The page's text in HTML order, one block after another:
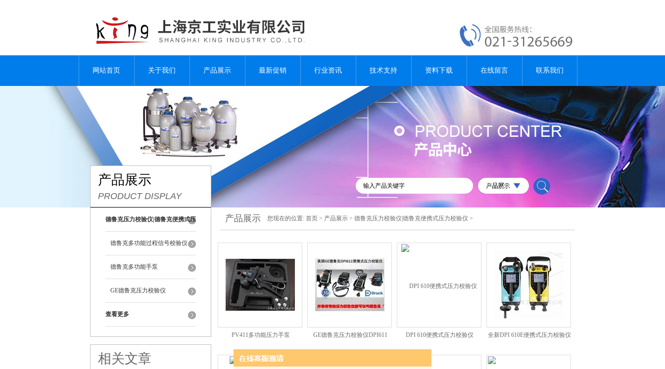
网站首页 关于我们 产品展示 最新促销 行业资讯 技术支持 资料下载 在线留言 联系我们
产品展示
PRODUCT DISPLAY
德鲁克压力校验仪|德鲁克便携式压
力校验仪
德鲁克多功能过程信号校验仪
德鲁克多功能手泵
GE德鲁克压力校验仪
查看更多
相关文章
产品展示 您现在的位置: 首页 > 产品展示 > 德鲁克压力校验仪|德鲁克便携式压力校验仪 >
PV411多功能压力手泵 GE德鲁克压力校验仪DPI611 DPI 610便携式压力校验仪 全新DPI 610E便携式压力校验仪